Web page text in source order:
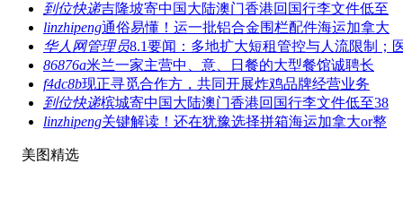
到位快递吉隆坡寄中国大陆澳门香港回国行李文件低至
linzhipeng通俗易懂！运一批铝合金围栏配件海运加拿大
华人网管理员8.1要闻：多地扩大短租管控与人流限制；
86876a米兰一家主营中、意、日餐的大型餐馆诚聘长
f4dc8b现正寻觅合作方，共同开展炸鸡品牌经营业务
到位快递槟城寄中国大陆澳门香港回国行李文件低至38
linzhipeng关键解读！还在犹豫选择拼箱海运加拿大or整
美图精选